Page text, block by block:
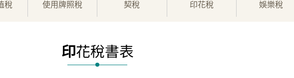
稅 使用牌照稅 契稅 印花稅 娛樂稅
印花稅書表